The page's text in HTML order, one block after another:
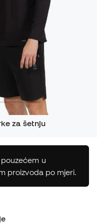
za šetnju
u
proizvoda po mjeri.